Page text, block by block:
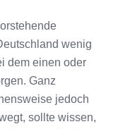
wenig
dem einen oder
Ganz
jedoch
sollte wissen,